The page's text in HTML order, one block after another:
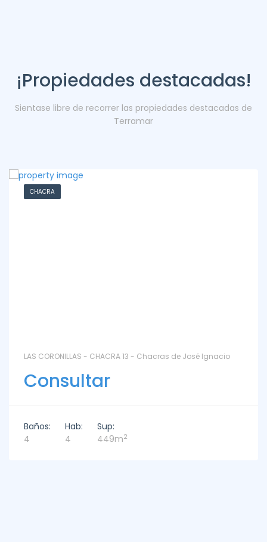
¡Propiedades destacadas!
Sientase libre de recorrer las propiedades destacadas de
Terramar
CHACRA
LAS CORONILLAS - CHACRA 13 - Chacras de José Ignacio
Consultar
Baños:
4
Hab:
4
Sup:
449m2